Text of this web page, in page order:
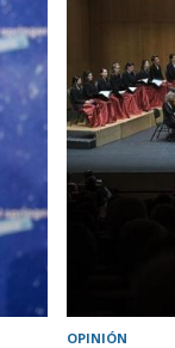
OPINIÓN